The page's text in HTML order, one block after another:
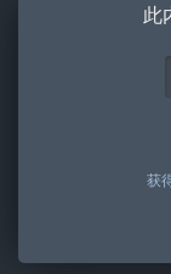
此
获